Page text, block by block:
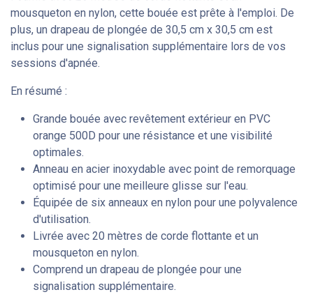
mousqueton en nylon, cette bouée est prête à l'emploi. De
plus, un drapeau de plongée de 30,5 cm x 30,5 cm est
inclus pour une signalisation supplémentaire lors de vos
sessions d'apnée.
En résumé :
Grande bouée avec revêtement extérieur en PVC
orange 500D pour une résistance et une visibilité
optimales.
Anneau en acier inoxydable avec point de remorquage
optimisé pour une meilleure glisse sur l'eau.
Équipée de six anneaux en nylon pour une polyvalence
d'utilisation.
Livrée avec 20 mètres de corde flottante et un
mousqueton en nylon.
Comprend un drapeau de plongée pour une
signalisation supplémentaire.